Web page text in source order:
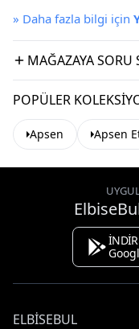
» Daha fazla bilgi için
MAĞAZAYA SORU
POPÜLER
Apsen Apsen
İNDİR
ELBISEBUL